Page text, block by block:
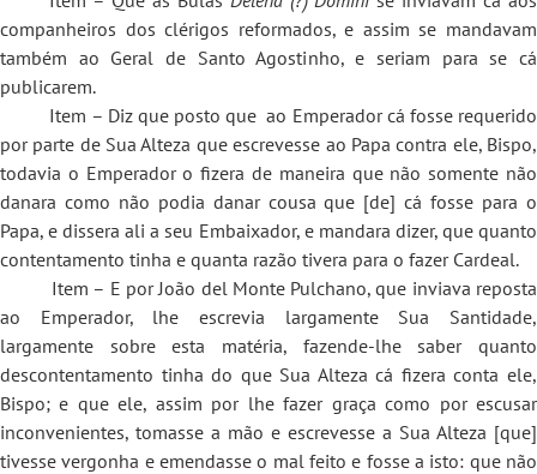
companheiros dos clérigos reformados, e assim se mandavam
também ao Geral de Santo Agostinho, e seriam para se cá
publicarem.
Item – Diz que posto que ao Emperador cá fosse requerido
por parte de Sua Alteza que escrevesse ao Papa contra ele, Bispo,
todavia o Emperador o fizera de maneira que não somente não
danara como não podia danar cousa que [de] cá fosse para o
Papa, e dissera ali a seu Embaixador, e mandara dizer, que quanto
contentamento tinha e quanta razão tivera para o fazer Cardeal.
Item – E por João del Monte Pulchano, que inviava reposta
ao Emperador, lhe escrevia largamente Sua Santidade,
largamente sobre esta matéria, fazende-lhe saber quanto
descontentamento tinha do que Sua Alteza cá fizera conta ele,
Bispo; e que ele, assim por lhe fazer graça como por escusar
inconvenientes, tomasse a mão e escrevesse a Sua Alteza [que]
tivesse vergonha e emendasse o mal feito e fosse a isto: que não